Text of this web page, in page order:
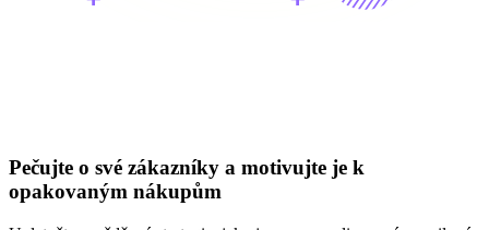
Pečujte o své zákazníky a motivujte je k
opakovaným nákupům